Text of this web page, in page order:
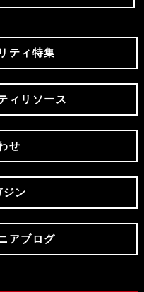
ティ特集
ィリソース
せ
ジン
アブログ